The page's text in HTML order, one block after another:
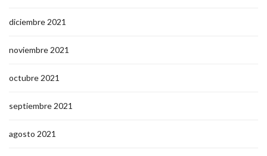
diciembre 2021
noviembre 2021
octubre 2021
septiembre 2021
agosto 2021